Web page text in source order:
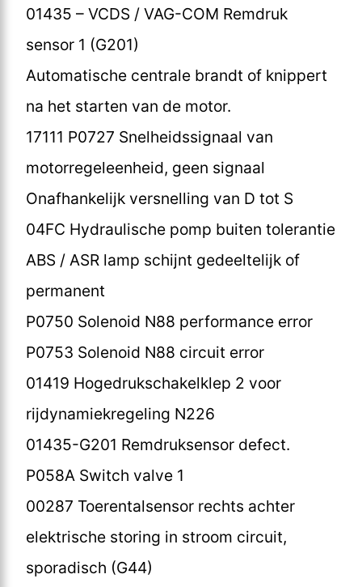
01435 – VCDS / VAG-COM Remdruk
sensor 1 (G201)
Automatische centrale brandt of knippert
na het starten van de motor.
17111 P0727 Snelheidssignaal van
motorregeleenheid, geen signaal
Onafhankelijk versnelling van D tot S
04FC Hydraulische pomp buiten tolerantie
ABS / ASR lamp schijnt gedeeltelijk of
permanent
P0750 Solenoid N88 performance error
P0753 Solenoid N88 circuit error
01419 Hogedrukschakelklep 2 voor
rijdynamiekregeling N226
01435-G201 Remdruksensor defect.
P058A Switch valve 1
00287 Toerentalsensor rechts achter
elektrische storing in stroom circuit,
sporadisch (G44)